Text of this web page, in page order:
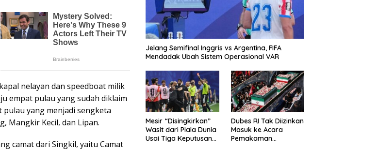
nelayan dan speedboat milik
empat pulau yang sudah diklaim
pulau yang menjadi sengketa
Mangkir Kecil, dan Lipan.
camat dari Singkil, yaitu Camat
Jelang Semifinal Inggris vs Argentina, FIFA
Mendadak Ubah Sistem Operasional VAR
Mesir “Disingkirkan”
Wasit dari Piala Dunia
Usai Tiga Keputusan
Dubes RI Tak Diizinkan
Masuk ke Acara
Pemakaman